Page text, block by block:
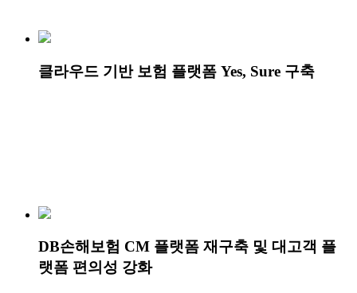
클라우드 기반 보험 플랫폼 Yes, Sure 구축
DB손해보험 CM 플랫폼 재구축 및 대고객 플
랫폼 편의성 강화